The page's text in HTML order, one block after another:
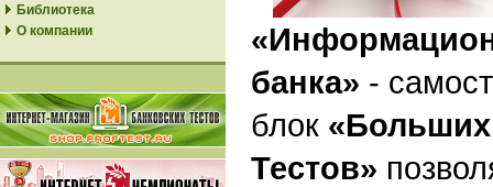
Библиотека
О компании
банка» -
блок
Тестов»